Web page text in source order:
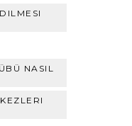
NASIL